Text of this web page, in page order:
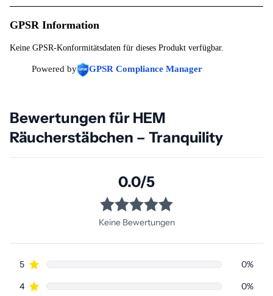
GPSR Information
Keine GPSR-Konformitätsdaten für dieses Produkt verfügbar.
Powered by GPSR Compliance Manager